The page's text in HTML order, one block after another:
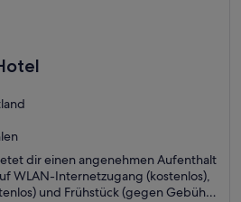
dir einen angenehmen Aufenthalt
WLAN-Internetzugang (kostenlos),
und Frühstück (gegen Gebühr).